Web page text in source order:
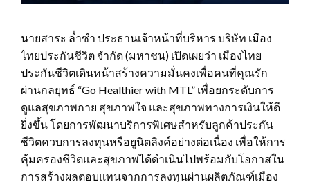
นายสาระ ล่ำซำ ประธานเจ้าหน้าที่บริหาร บริษัท เมือง
ไทยประกันชีวิต จำกัด (มหาชน) เปิดเผยว่า เมืองไทย
ประกันชีวิตเดินหน้าสร้างความมั่นคงเพื่อคนที่คุณรัก
ผ่านกลยุทธ์ “Go Healthier with MTL” เพื่อยกระดับการ
ดูแลสุขภาพกาย สุขภาพใจ และสุขภาพทางการเงินให้ดี
ยิ่งขึ้น โดยการพัฒนาบริการพิเศษสำหรับลูกค้าประกัน
ชีวิตควบการลงทุนหรือยูนิตลิงค์อย่างต่อเนื่อง เพื่อให้การ
คุ้มครองชีวิตและสุขภาพได้ดำเนินไปพร้อมกับโอกาสใน
การสร้างผลตอบแทนจากการลงทุนผ่านผลิตภัณฑ์เมือง